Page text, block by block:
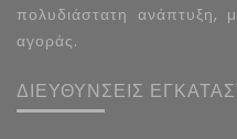
πολυδιάστατη ανάπτυξη,
αγοράς.
ΔΙΕΥΘΥΝΣΕΙΣ